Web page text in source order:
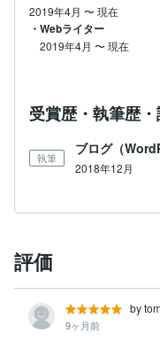
2019年4月 〜現在
・Webライター
2019年4月 〜現在
受賞歴・執筆歴
執筆
ブログ（
2018年12月
評価
by
9ヶ月前